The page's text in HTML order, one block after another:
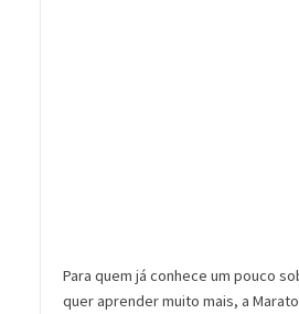
Para quem já conhece um pouco
quer aprender muito mais, a